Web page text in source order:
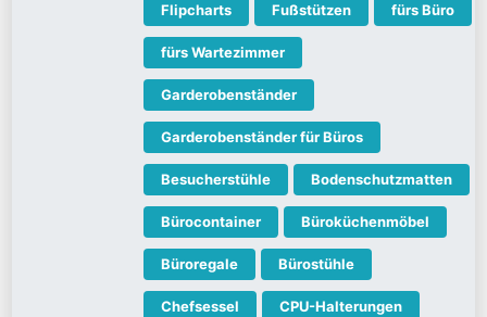
Flipcharts Fußstützen fürs Büro
fürs Wartezimmer
Garderobenständer
Garderobenständer für Büros
Besucherstühle Bodenschutzmatten
Bürocontainer Büroküchenmöbel
Büroregale Bürostühle
Chefsessel CPU-Halterungen